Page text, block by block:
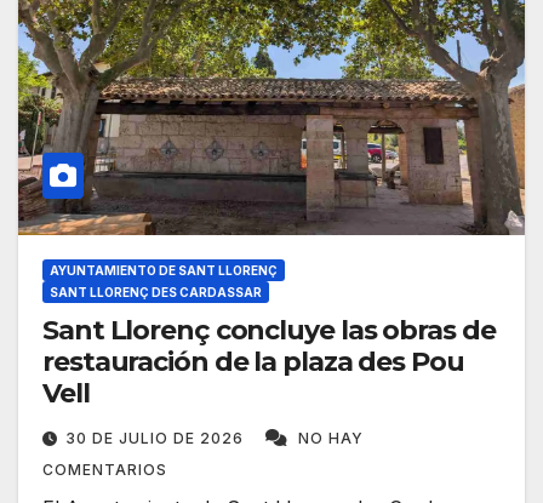
AYUNTAMIENTO DE SANT LLORENÇ
SANT LLORENÇ DES CARDASSAR
Sant Llorenç concluye las obras de
restauración de la plaza des Pou
Vell
30 DE JULIO DE 2026
NO HAY
COMENTARIOS